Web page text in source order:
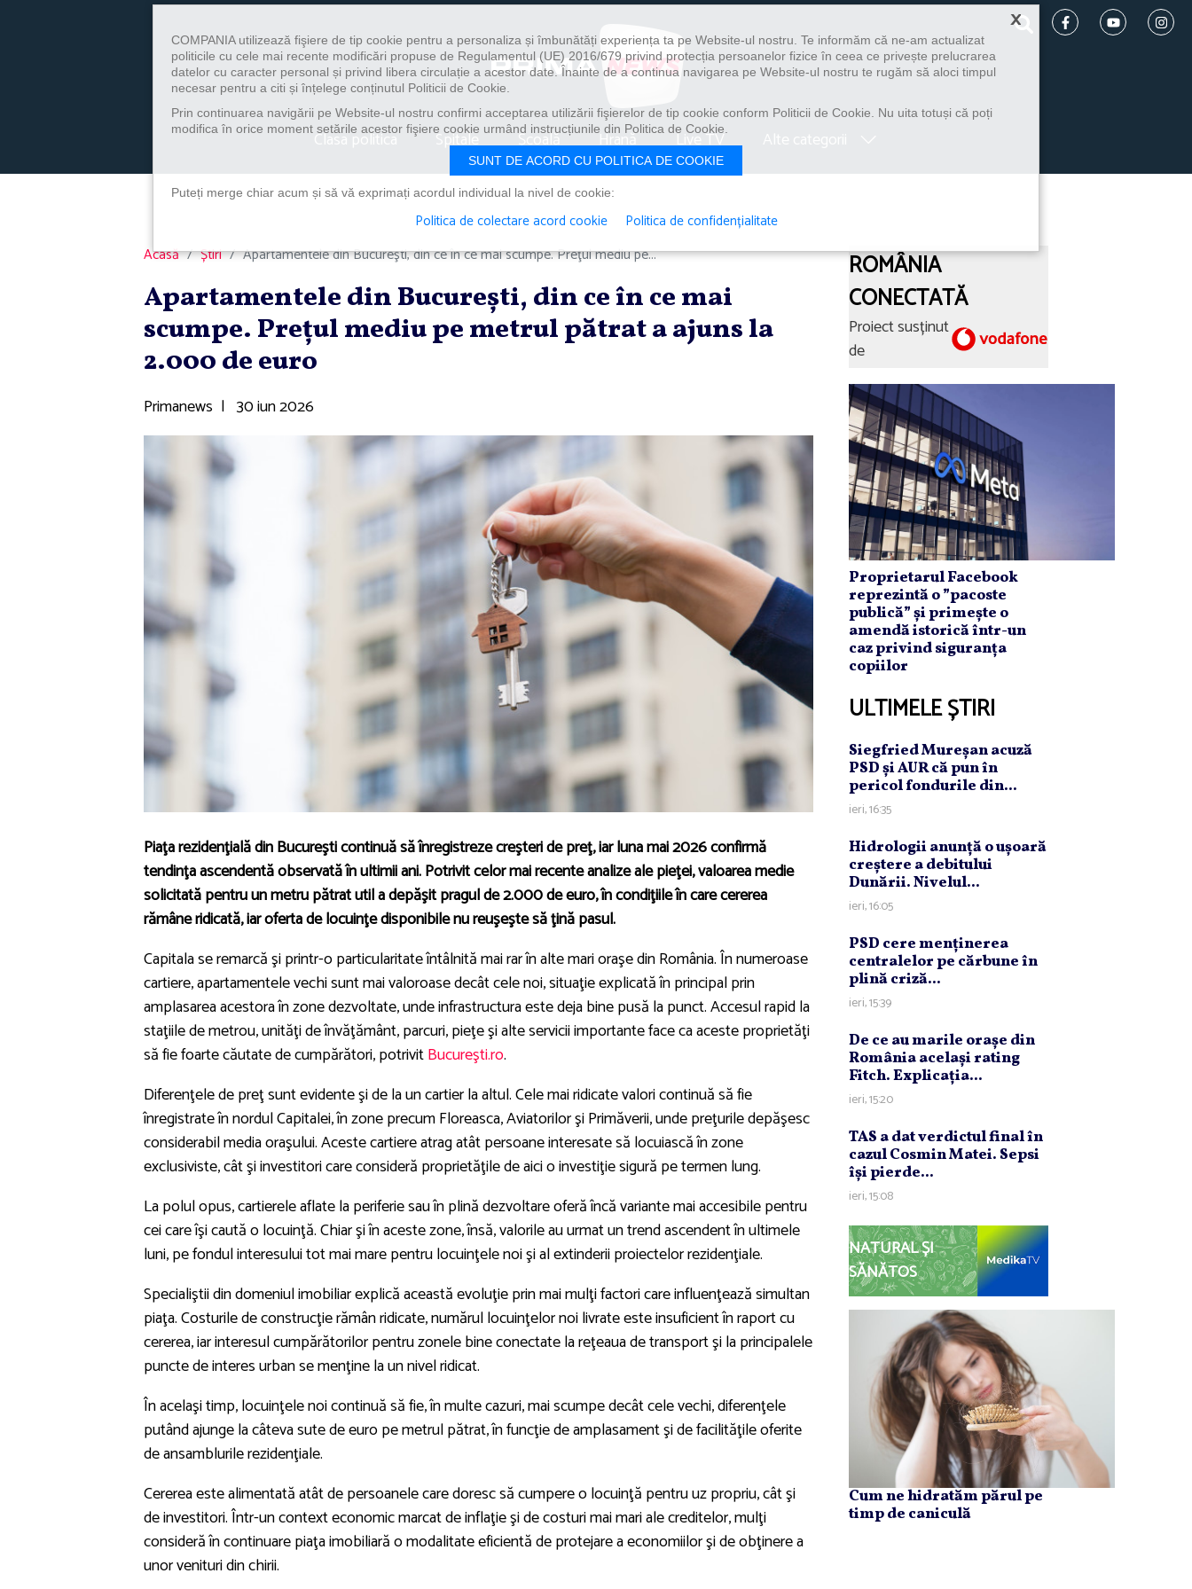
Clasa politica Spitale Școală Hrană Live TV
Acasă Știri Apartamentele din Bucureşti, din ce în ce mai scumpe. Preţul mediu pe...
Apartamentele din Bucureşti, din ce în ce mai
scumpe. Preţul mediu pe metrul pătrat a ajuns la
2.000 de euro
Primanews | 30 iun 2026
Piaţa rezidenţială din Bucureşti continuă să înregistreze creşteri de preţ, iar luna mai 2026 confirmă
tendinţa ascendentă observată în ultimii ani. Potrivit celor mai recente analize ale pieţei, valoarea medie
solicitată pentru un metru pătrat util a depăşit pragul de 2.000 de euro, în condiţiile în care cererea
rămâne ridicată, iar oferta de locuinţe disponibile nu reuşeşte să ţină pasul.
Capitala se remarcă şi printr-o particularitate întâlnită mai rar în alte mari oraşe din România. În numeroase
cartiere, apartamentele vechi sunt mai valoroase decât cele noi, situaţie explicată în principal prin
amplasarea acestora în zone dezvoltate, unde infrastructura este deja bine pusă la punct. Accesul rapid la
staţiile de metrou, unităţi de învăţământ, parcuri, pieţe şi alte servicii importante face ca aceste proprietăţi
să fie foarte căutate de cumpărători, potrivitBucureşti.ro.
Diferenţele de preţ sunt evidente şi de la un cartier la altul. Cele mai ridicate valori continuă să fie
înregistrate în nordul Capitalei, în zone precum Floreasca, Aviatorilor şi Primăverii, unde preţurile depăşesc
considerabil media oraşului. Aceste cartiere atrag atât persoane interesate să locuiască în zone
exclusiviste, cât şi investitori care consideră proprietăţile de aici o investiţie sigură pe termen lung.
La polul opus, cartierele aflate la periferie sau în plină dezvoltare oferă încă variante mai accesibile pentru
cei care îşi caută o locuinţă. Chiar şi în aceste zone, însă, valorile au urmat un trend ascendent în ultimele
luni, pe fondul interesului tot mai mare pentru locuinţele noi şi al extinderii proiectelor rezidenţiale.
Specialiştii din domeniul imobiliar explică această evoluţie prin mai mulţi factori care influenţează simultan
piaţa. Costurile de construcţie rămân ridicate, numărul locuinţelor noi livrate este insuficient în raport cu
cererea, iar interesul cumpărătorilor pentru zonele bine conectate la reţeaua de transport şi la principalele
puncte de interes urban se menţine la un nivel ridicat.
În acelaşi timp, locuinţele noi continuă să fie, în multe cazuri, mai scumpe decât cele vechi, diferenţele
putând ajunge la câteva sute de euro pe metrul pătrat, în funcţie de amplasament şi de facilităţile oferite
de ansamblurile rezidenţiale.
Cererea este alimentată atât de persoanele care doresc să cumpere o locuinţă pentru uz propriu, cât şi
de investitori. Într-un context economic marcat de inflaţie şi de costuri mai mari ale creditelor, mulţi
consideră în continuare piaţa imobiliară o modalitate eficientă de protejare a economiilor şi de obţinere a
unor venituri din chirii.
ROMÂNIA
CONECTATĂ
Proiect susținut
de
Proprietarul Facebook
reprezintă o ”pacoste
publică” și primește o
amendă istorică într-un
caz privind siguranța
copiilor
ULTIMELE ȘTIRI
Siegfried Mureşan acuză
PSD şi AUR că pun în
pericol fondurile din...
ieri, 16:35
Hidrologii anunţă o uşoară
creştere a debitului
Dunării. Nivelul...
ieri, 16:05
PSD cere menţinerea
centralelor pe cărbune în
plină criză...
ieri, 15:39
De ce au marile oraşe din
România acelaşi rating
Fitch. Explicaţia...
ieri, 15:20
TAS a dat verdictul final în
cazul Cosmin Matei. Sepsi
îşi pierde...
ieri, 15:08
NATURAL ȘI
SĂNĂTOS
Cum ne hidratăm părul pe
timp de caniculă
×
COMPANIA utilizează fişiere de tip cookie pentru a personaliza și îmbunătăți experiența ta pe Website-ul nostru. Te informăm că ne-am actualizat
politicile cu cele mai recente modificări propuse de Regulamentul (UE) 2016/679 privind protecția persoanelor fizice în ceea ce privește prelucrarea
datelor cu caracter personal și privind libera circulație a acestor date. Înainte de a continua navigarea pe Website-ul nostru te rugăm să aloci timpul
necesar pentru a citi și înțelege conținutul Politicii de Cookie.
Prin continuarea navigării pe Website-ul nostru confirmi acceptarea utilizării fişierelor de tip cookie conform Politicii de Cookie. Nu uita totuși că poți
modifica în orice moment setările acestor fişiere cookie urmând instrucțiunile din Politica de Cookie.
SUNT DE ACORD CU POLITICA DE COOKIE
Puteți merge chiar acum și să vă exprimați acordul individual la nivel de cookie:
Politica de colectare acord cookie Politica de confidențialitate